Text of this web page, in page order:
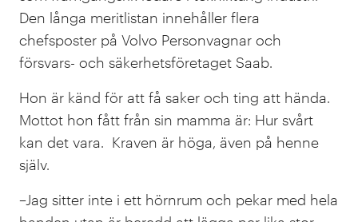
Den långa meritlistan innehåller flera
chefsposter på Volvo Personvagnar och
försvars- och säkerhetsföretaget Saab.
Hon är känd för att få saker och ting att hända.
Mottot hon fått från sin mamma är: Hur svårt
kan det vara. Kraven är höga, även på henne
själv.
–Jag sitter inte i ett hörnrum och pekar med hela